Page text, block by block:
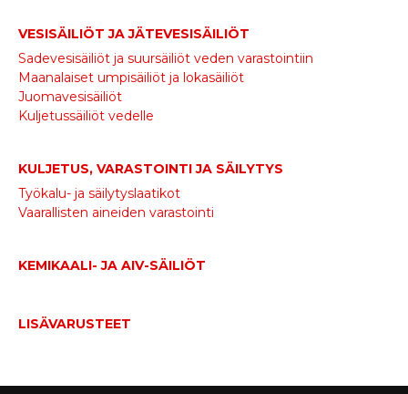
VESISÄILIÖT JA JÄTEVESISÄILIÖT
Sadevesisäiliöt ja suursäiliöt veden varastointiin
Maanalaiset umpisäiliöt ja lokasäiliöt
Juomavesisäiliöt
Kuljetussäiliöt vedelle
KULJETUS, VARASTOINTI JA SÄILYTYS
Työkalu- ja säilytyslaatikot
Vaarallisten aineiden varastointi
KEMIKAALI- JA AIV-SÄILIÖT
LISÄVARUSTEET